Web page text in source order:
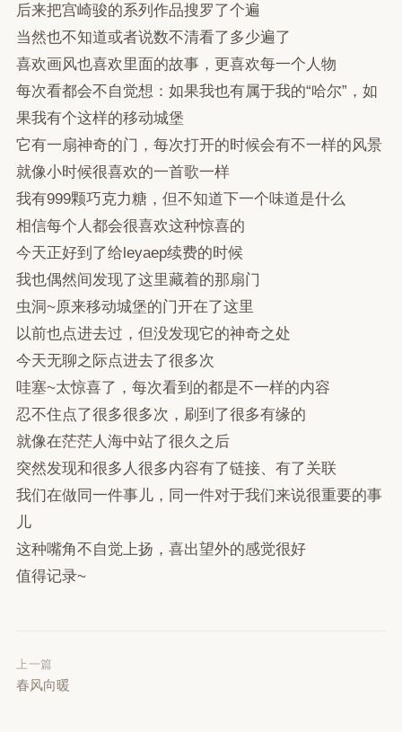
后来把宫崎骏的系列作品搜罗了个遍
当然也不知道或者说数不清看了多少遍了
喜欢画风也喜欢里面的故事，更喜欢每一个人物
每次看都会不自觉想：如果我也有属于我的“哈尔”，如
果我有个这样的移动城堡
它有一扇神奇的门，每次打开的时候会有不一样的风景
就像小时候很喜欢的一首歌一样
我有999颗巧克力糖，但不知道下一个味道是什么
相信每个人都会很喜欢这种惊喜的
今天正好到了给leyaep续费的时候
我也偶然间发现了这里藏着的那扇门
虫洞~原来移动城堡的门开在了这里
以前也点进去过，但没发现它的神奇之处
今天无聊之际点进去了很多次
哇塞~太惊喜了，每次看到的都是不一样的内容
忍不住点了很多很多次，刷到了很多有缘的
就像在茫茫人海中站了很久之后
突然发现和很多人很多内容有了链接、有了关联
我们在做同一件事儿，同一件对于我们来说很重要的事
儿
这种嘴角不自觉上扬，喜出望外的感觉很好
值得记录~
上一篇
春风向暖